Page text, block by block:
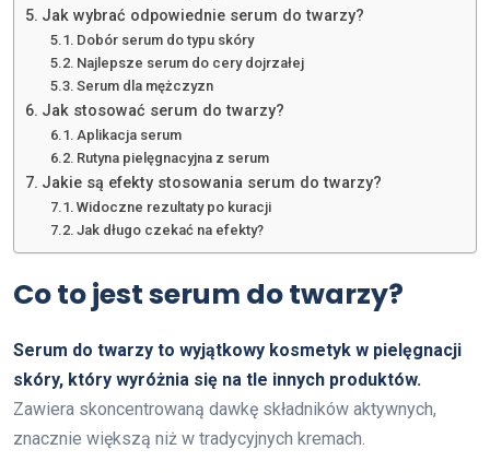
Jak wybrać odpowiednie serum do twarzy?
Dobór serum do typu skóry
Najlepsze serum do cery dojrzałej
Serum dla mężczyzn
Jak stosować serum do twarzy?
Aplikacja serum
Rutyna pielęgnacyjna z serum
Jakie są efekty stosowania serum do twarzy?
Widoczne rezultaty po kuracji
Jak długo czekać na efekty?
Co to jest serum do twarzy?
Serum do twarzy to wyjątkowy kosmetyk w pielęgnacji
skóry, który wyróżnia się na tle innych produktów.
Zawiera skoncentrowaną dawkę składników aktywnych,
znacznie większą niż w tradycyjnych kremach.